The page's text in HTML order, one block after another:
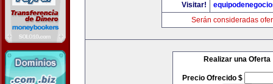
Visitar!
Serán consideradas
Realizar una Oferta
Precio Ofrecido $